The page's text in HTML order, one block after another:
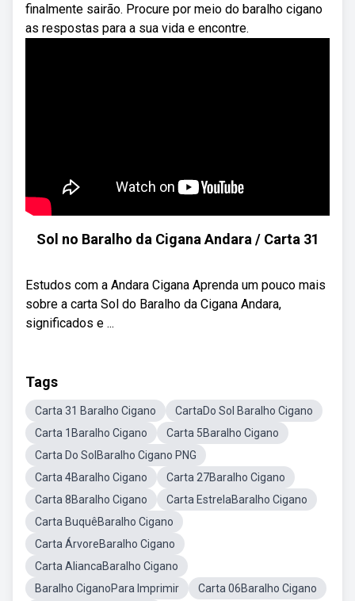
finalmente sairão. Procure por meio do baralho cigano
as respostas para a sua vida e encontre.
Sol no Baralho da Cigana Andara / Carta 31
Estudos com a Andara Cigana Aprenda um pouco mais
sobre a carta Sol do Baralho da Cigana Andara,
significados e ...
Tags
Carta 31 Baralho Cigano
CartaDo Sol Baralho Cigano
Carta 1Baralho Cigano
Carta 5Baralho Cigano
Carta Do SolBaralho Cigano PNG
Carta 4Baralho Cigano
Carta 27Baralho Cigano
Carta 8Baralho Cigano
Carta EstrelaBaralho Cigano
Carta BuquêBaralho Cigano
Carta ÁrvoreBaralho Cigano
Carta AliancaBaralho Cigano
Baralho CiganoPara Imprimir
Carta 06Baralho Cigano